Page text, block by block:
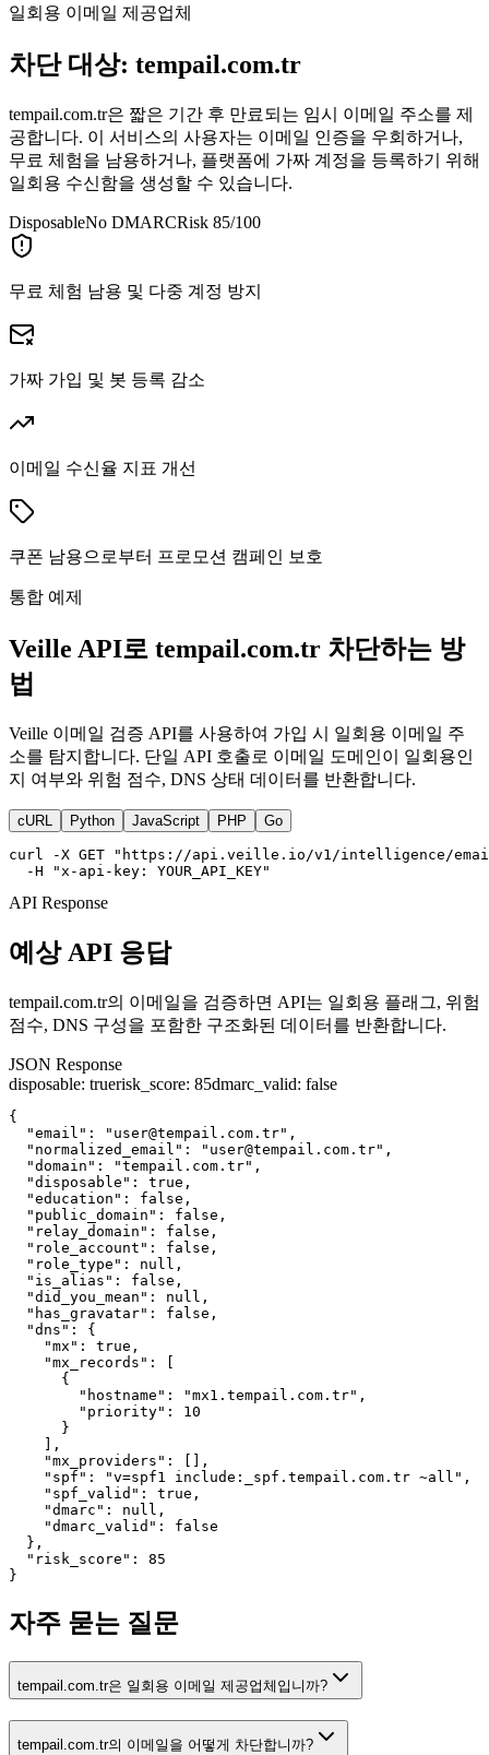
일회용 이메일 제공업체
차단 대상: tempail.com.tr
tempail.com.tr은 짧은 기간 후 만료되는 임시 이메일 주소를 제
공합니다. 이 서비스의 사용자는 이메일 인증을 우회하거나,
무료 체험을 남용하거나, 플랫폼에 가짜 계정을 등록하기 위해
일회용 수신함을 생성할 수 있습니다.
DisposableNo DMARCRisk 85/100
무료 체험 남용 및 다중 계정 방지
가짜 가입 및 봇 등록 감소
이메일 수신율 지표 개선
쿠폰 남용으로부터 프로모션 캠페인 보호
통합 예제
Veille API로 tempail.com.tr 차단하는 방
법
Veille 이메일 검증 API를 사용하여 가입 시 일회용 이메일 주
소를 탐지합니다. 단일 API 호출로 이메일 도메인이 일회용인
지 여부와 위험 점수, DNS 상태 데이터를 반환합니다.
cURL Python JavaScript PHP Go
curl -X GET "https://api.veille.io/v1/intelligence/
  -H "x-api-key: YOUR_API_KEY"
API Response
예상 API 응답
tempail.com.tr의 이메일을 검증하면 API는 일회용 플래그, 위험
점수, DNS 구성을 포함한 구조화된 데이터를 반환합니다.
JSON Response
disposable: truerisk_score: 85dmarc_valid: false
{
  "email": "user@tempail.com.tr",
  "normalized_email": "user@tempail.com.tr",
  "domain": "tempail.com.tr",
  "disposable": true,
  "education": false,
  "public_domain": false,
  "relay_domain": false,
  "role_account": false,
  "role_type": null,
  "is_alias": false,
  "did_you_mean": null,
  "has_gravatar": false,
  "dns": {
    "mx": true,
    "mx_records": [
      {
        "hostname": "mx1.tempail.com.tr",
        "priority": 10
      }
    ],
    "mx_providers": [],
    "spf": "v=spf1 include:_spf.tempail.com.tr ~all",
    "spf_valid": true,
    "dmarc": null,
    "dmarc_valid": false
  },
  "risk_score": 85
}
자주 묻는 질문
tempail.com.tr은 일회용 이메일 제공업체입니까?
tempail.com.tr의 이메일을 어떻게 차단합니까?